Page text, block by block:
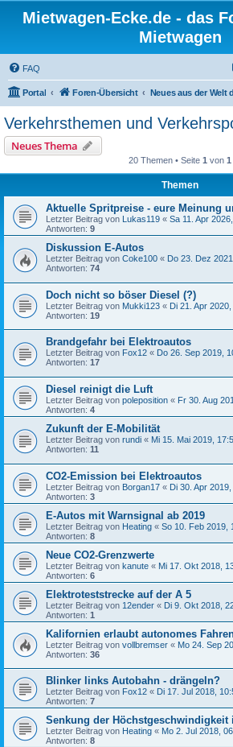
Mietwagen-Ecke.de - das
Mietwagen
FAQ
Portal Foren-Übersicht
Verkehrsthemen und
Neues Thema
20 Themen • Seite 1 von 1
Themen
Aktuelle Spritpreise - eure Meinung
Letzter Beitrag von Lukas119 « Sa 11. Apr
Antworten: 9
Diskussion E-Autos
Letzter Beitrag von Coke100 « Do 23. Dez
Antworten: 74
Doch nicht so böser Diesel (?)
Letzter Beitrag von Mukki123 « Di 21. Apr
Antworten: 19
Brandgefahr bei Elektroautos
Letzter Beitrag von Fox12 « Do 26. Sep 2019,
Antworten: 17
Diesel reinigt die Luft
Letzter Beitrag von poleposition « Fr 30. Aug
Antworten: 4
Zukunft der E-Mobilität
Letzter Beitrag von rundi « Mi 15. Mai 2019,
Antworten: 11
CO2-Emission bei Elektroautos
Letzter Beitrag von Borgan17 « Di 30. Apr
Antworten: 3
E-Autos mit Warnsignal ab 2019
Letzter Beitrag von Heating « So 10. Feb 2019,
Antworten: 8
Neue CO2-Grenzwerte
Letzter Beitrag von kanute « Mi 17. Okt 2018,
Antworten: 6
Elektroteststrecke auf der A 5
Letzter Beitrag von 12ender « Di 9. Okt 2018,
Antworten: 1
Kalifornien erlaubt autonomes
Letzter Beitrag von vollbremser « Mo 24. Sep
Antworten: 36
Blinker links Autobahn - drängeln?
Letzter Beitrag von Fox12 « Di 17. Jul 2018,
Antworten: 7
Senkung der Höchstgeschwindigkeit
Letzter Beitrag von Heating « Mo 2. Jul 2018,
Antworten: 8